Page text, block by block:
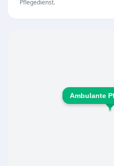
Das breit gefächerte
stets individuell auf die
Erwachsenen und
Qualifizierte Schul- und
Pflegedienst.
Ambulante